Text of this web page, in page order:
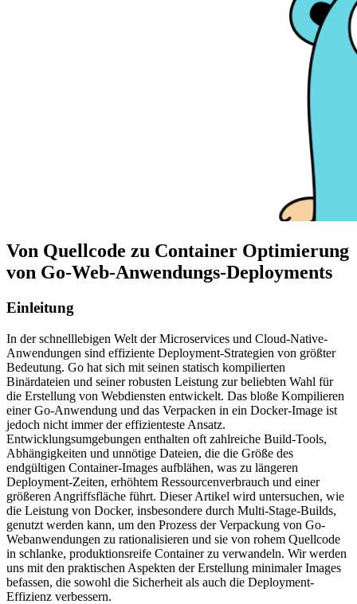
Von Quellcode zu Container Optimierung
von Go-Web-Anwendungs-Deployments
Einleitung
In der schnelllebigen Welt der Microservices und Cloud-Native-
Anwendungen sind effiziente Deployment-Strategien von größter
Bedeutung. Go hat sich mit seinen statisch kompilierten
Binärdateien und seiner robusten Leistung zur beliebten Wahl für
die Erstellung von Webdiensten entwickelt. Das bloße Kompilieren
einer Go-Anwendung und das Verpacken in ein Docker-Image ist
jedoch nicht immer der effizienteste Ansatz.
Entwicklungsumgebungen enthalten oft zahlreiche Build-Tools,
Abhängigkeiten und unnötige Dateien, die die Größe des
endgültigen Container-Images aufblähen, was zu längeren
Deployment-Zeiten, erhöhtem Ressourcenverbrauch und einer
größeren Angriffsfläche führt. Dieser Artikel wird untersuchen, wie
die Leistung von Docker, insbesondere durch Multi-Stage-Builds,
genutzt werden kann, um den Prozess der Verpackung von Go-
Webanwendungen zu rationalisieren und sie von rohem Quellcode
in schlanke, produktionsreife Container zu verwandeln. Wir werden
uns mit den praktischen Aspekten der Erstellung minimaler Images
befassen, die sowohl die Sicherheit als auch die Deployment-
Effizienz verbessern.